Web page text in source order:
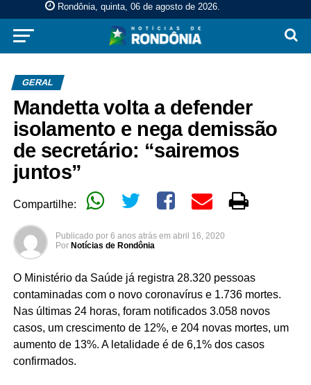
Rondônia, quinta, 06 de agosto de 2026.
GERAL
Mandetta volta a defender
isolamento e nega demissão
de secretário: “sairemos
juntos”
Compartilhe:
Publicado por 6 anos atrás em abril 16, 2020
Por Notícias de Rondônia
O Ministério da Saúde já registra 28.320 pessoas
contaminadas com o novo coronavírus e 1.736 mortes.
Nas últimas 24 horas, foram notificados 3.058 novos
casos, um crescimento de 12%, e 204 novas mortes, um
aumento de 13%. A letalidade é de 6,1% dos casos
confirmados.